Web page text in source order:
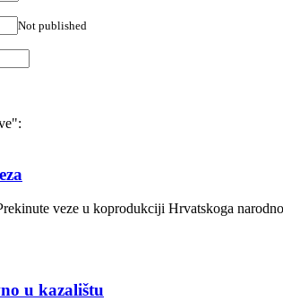
Not published
:
veze u koprodukciji Hrvatskoga
u kazalištu